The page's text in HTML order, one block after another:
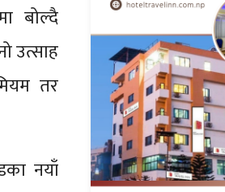
बोल्दै
उत्साह
तर
नयाँ